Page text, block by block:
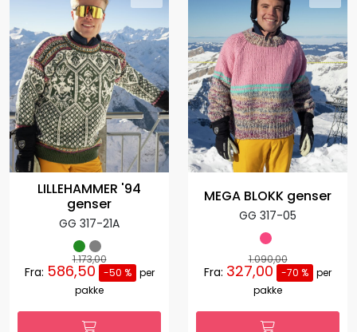
LILLEHAMMER '94
genser
GG 317-21A
1.173,00
Fra: 586,50 -50 %
per
pakke
MEGA BLOKK genser
GG 317-05
1.090,00
Fra: 327,00 -70 % per
pakke